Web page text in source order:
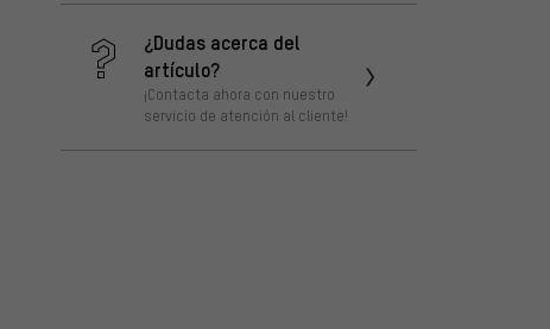
¿Dudas acerca del
artículo?
¡Contacta ahora con nuestro
servicio de atención al cliente!